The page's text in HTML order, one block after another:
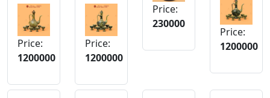
Price:
1200000
Price:
1200000
Price:
230000
Price:
1200000